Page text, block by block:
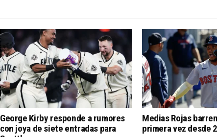
George Kirby responde a rumores
con joya de siete entradas para
Medias Rojas
primera vez desde